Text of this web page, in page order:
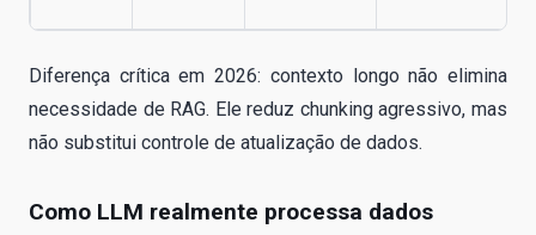
Diferença crítica em 2026: contexto longo não elimina
necessidade de RAG. Ele reduz chunking agressivo, mas
não substitui controle de atualização de dados.
Como LLM realmente processa dados